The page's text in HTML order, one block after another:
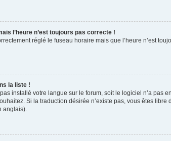
l’heure n’est toujours pas correcte !
réglé le fuseau horaire mais que l’heure n’est
la liste !
installé votre langue sur le forum, soit le logiciel n’a pas
Si la traduction désirée n’existe pas, vous êtes
anglais).